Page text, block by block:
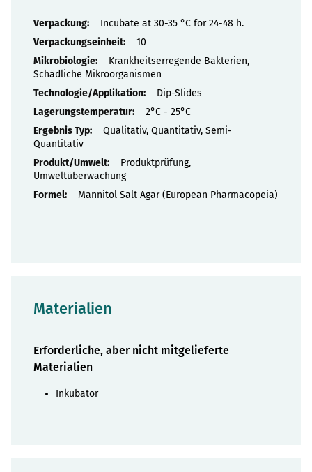
Eigenschaften
Incubate at 30-35 °C for 24-48 h.
10
Krankheitserregende Bakterien,
Schädliche Mikroorganismen
Dip-Slides
2°C - 25°C
Qualitativ, Quantitativ, Semi-
Quantitativ
Produktprüfung,
Umweltüberwachung
Mannitol Salt Agar (European Pharmacopeia)
Materialien
Erforderliche, aber nicht mitgelieferte
Materialien
Inkubator